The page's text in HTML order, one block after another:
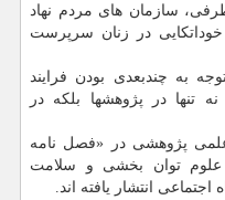
سازمان های مردم نهاد
در زنان سرپرست
به چندبعدی بودن فرایند
تنها در پژوهشها بلکه در
علمی پژوهشی در «فصل نامه
علوم توان بخشی و سلامت
انتشار یافته اند.